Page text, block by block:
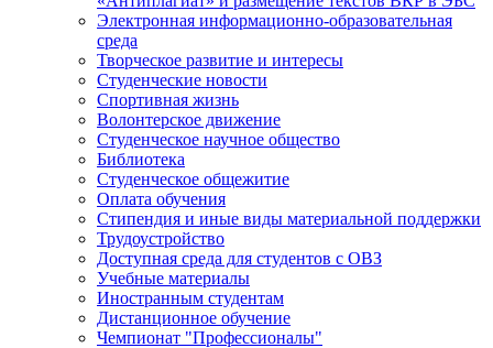
Электронная информационно-образовательная
среда
Творческое развитие и интересы
Студенческие новости
Спортивная жизнь
Волонтерское движение
Студенческое научное общество
Библиотека
Студенческое общежитие
Оплата обучения
Стипендия и иные виды материальной поддержки
Трудоустройство
Доступная среда для студентов с ОВЗ
Учебные материалы
Иностранным студентам
Дистанционное обучение
Чемпионат "Профессионалы"